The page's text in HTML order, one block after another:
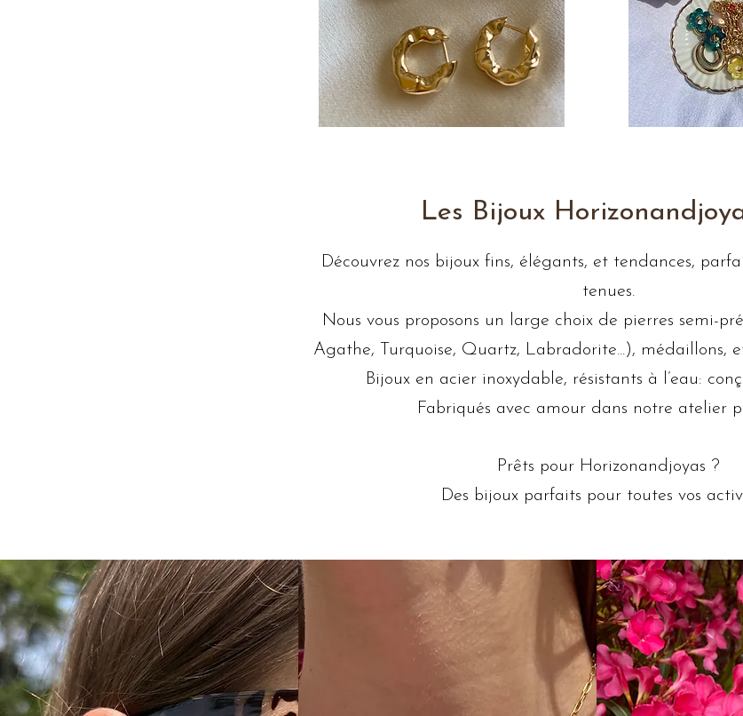
Les Bijoux
Découvrez nos bijoux fins, élégants, et tendances,
tenues.
Nous vous proposons un large choix de pierres semi-
Agathe, Turquoise, Quartz, Labradorite...), médaillons,
Bijoux en acier inoxydable, résistants à l’eau:
Fabriqués avec amour dans notre atelier
Prêts pour Horizonandjoyas ?
Des bijoux parfaits pour toutes vos